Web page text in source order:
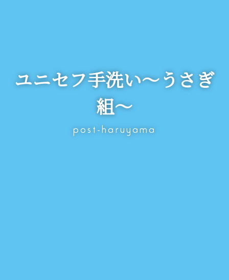
ユニセフ手洗い～うさぎ
組～
post-haruyama